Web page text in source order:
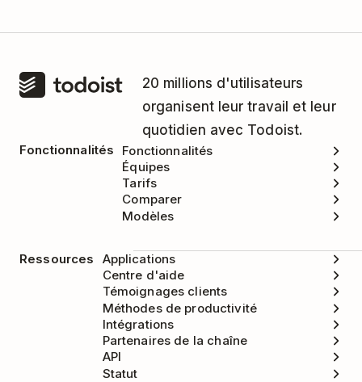
20 millions d'utilisateurs
organisent leur travail et leur
quotidien avec Todoist.
Fonctionnalités
Fonctionnalités
Équipes
Tarifs
Comparer
Modèles
Ressources
Applications
Centre d'aide
Témoignages clients
Méthodes de productivité
Intégrations
Partenaires de la chaîne
API
Statut